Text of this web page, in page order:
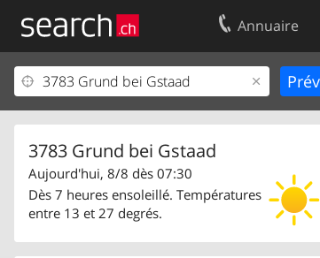
Annuaire
3783 Grund bei Gstaad
Aujourd'hui, 8/8 dès 07:30
Dès 7 heures ensoleillé. Températures
entre 13 et 27 degrés.
Votre inscription
Centre clients
Mentions Légales